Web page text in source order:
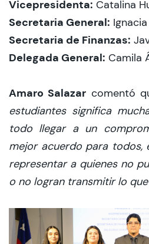
Vicepresidenta: Catalina
Secretaria General:
Secretaria de Finanzas:
Delegada General: Camila
Amaro Salazar comentó
estudiantes significa
todo llegar a un
mejor acuerdo para todos,
representar a quienes no
o no logran transmitir lo que